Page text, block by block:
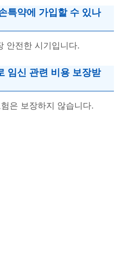
특약에 가입할 수 있나
안전한 시기입니다.
임신 관련 비용 보장받
은 보장하지 않습니다.